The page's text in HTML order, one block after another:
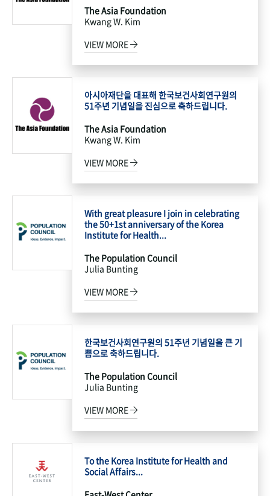
The Asia Foundation
Kwang W. Kim
VIEW MORE
아시아재단을 대표해 한국보건사회연구원의
51주년 기념일을 진심으로 축하드립니다.
The Asia Foundation
Kwang W. Kim
VIEW MORE
With great pleasure I join in celebrating
the 50+1st anniversary of the Korea
Institute for Health...
The Population Council
Julia Bunting
VIEW MORE
한국보건사회연구원의 51주년 기념일을 큰 기
쁨으로 축하드립니다.
The Population Council
Julia Bunting
VIEW MORE
To the Korea Institute for Health and
Social Affairs...